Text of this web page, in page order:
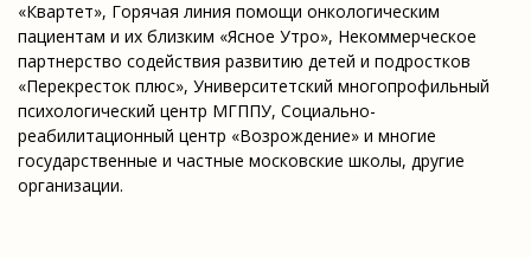
«Квартет», Горячая линия помощи онкологическим
пациентам и их близким «Ясное Утро», Некоммерческое
партнерство содействия развитию детей и подростков
«Перекресток плюс», Университетский многопрофильный
психологический центр МГППУ, Социально-
реабилитационный центр «Возрождение» и многие
государственные и частные московские школы, другие
организации.